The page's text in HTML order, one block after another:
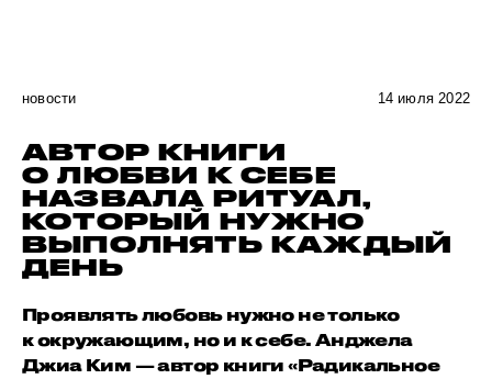
новости 14 июля 2022
АВТОР КНИГИ
О ЛЮБВИ К СЕБЕ
НАЗВАЛА РИТУАЛ,
КОТОРЫЙ НУЖНО
ВЫПОЛНЯТЬ КАЖДЫЙ
ДЕНЬ
Проявлять любовь нужно не только
к окружающим, но и к себе. Анджела
Джиа Ким — автор книги «Радикальное